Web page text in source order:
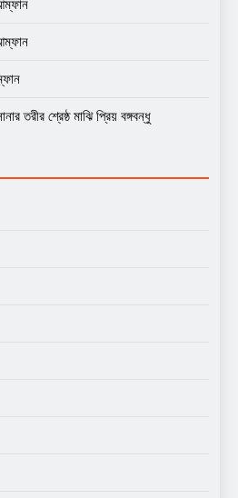
তরীর শ্রেষ্ঠ মাঝি প্রিয় বঙ্গবন্ধু